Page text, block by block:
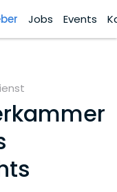
Jobs Events